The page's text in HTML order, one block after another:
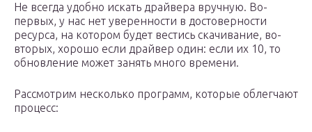
Не всегда удобно искать драйвера вручную. Во-
первых, у нас нет уверенности в достоверности
ресурса, на котором будет вестись скачивание, во-
вторых, хорошо если драйвер один: если их 10, то
обновление может занять много времени.
Рассмотрим несколько программ, которые облегчают
процесс: